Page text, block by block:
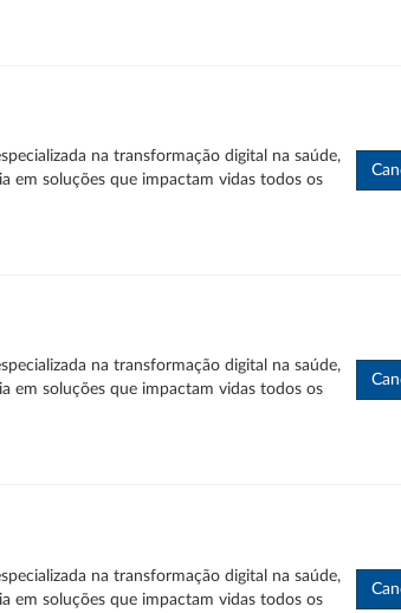
na transformação digital na saúde,
em soluções que impactam vidas todos os
na transformação digital na saúde,
em soluções que impactam vidas todos os
na transformação digital na saúde,
em soluções que impactam vidas todos os